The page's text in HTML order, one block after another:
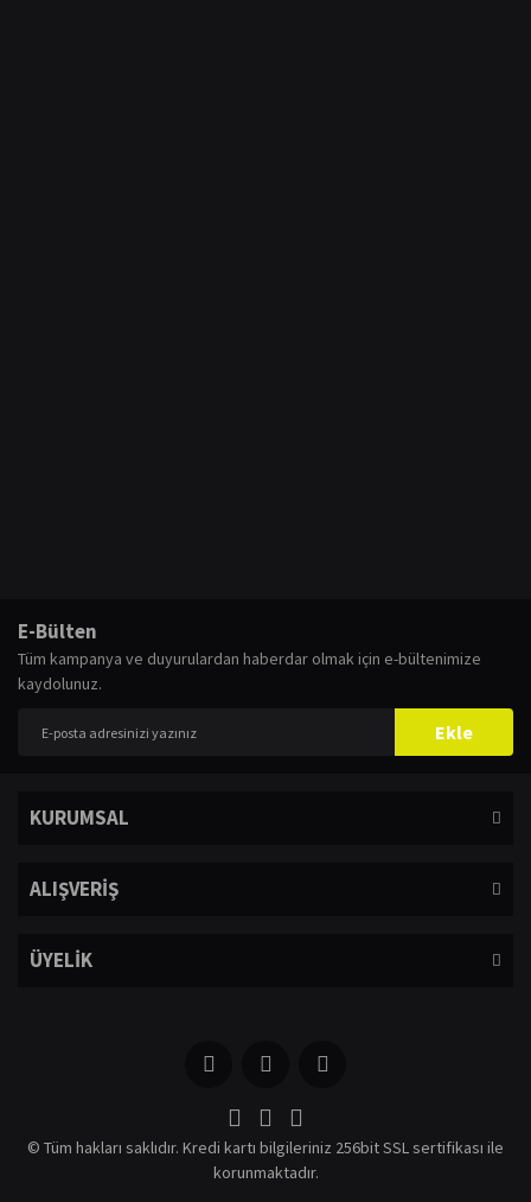
E-Bülten
Tüm kampanya ve duyurulardan haberdar olmak için e-bültenimize
kaydolunuz.
Ekle
KURUMSAL
ALIŞVERİŞ
ÜYELİK
© Tüm hakları saklıdır. Kredi kartı bilgileriniz 256bit SSL sertifikası ile
korunmaktadır.